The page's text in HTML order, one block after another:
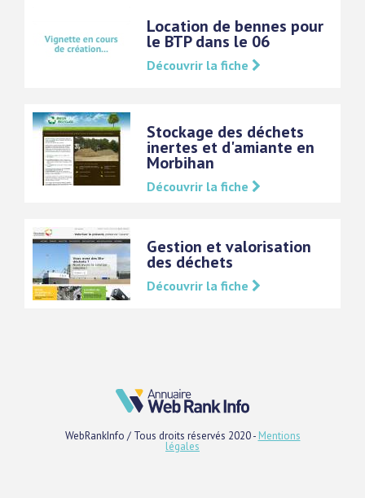
Location de bennes pour
le BTP dans le 06
Découvrir la fiche
Stockage des déchets
inertes et d'amiante en
Morbihan
Découvrir la fiche
Gestion et valorisation
des déchets
Découvrir la fiche
WebRankInfo / Tous droits réservés 2020 - Mentions
légales